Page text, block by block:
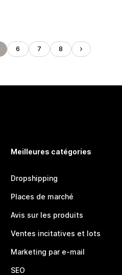
6 7 8
Meilleures catégories
Dropshipping
Places de marché
Avis sur les produits
Ventes incitatives et lots
Marketing par e-mail
SEO